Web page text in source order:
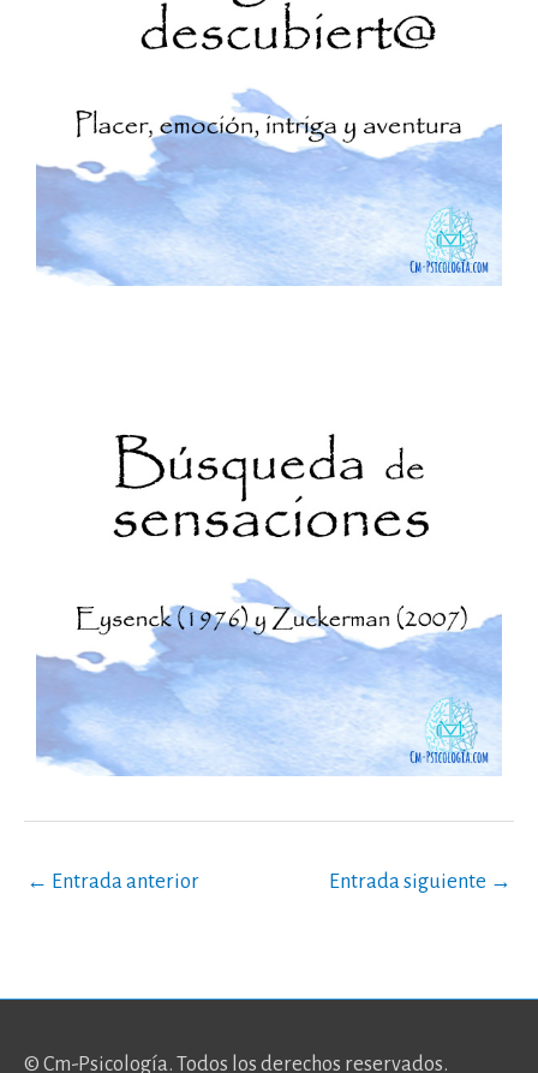
← Entrada anterior Entrada siguiente →
© Cm-Psicología. Todos los derechos reservados.